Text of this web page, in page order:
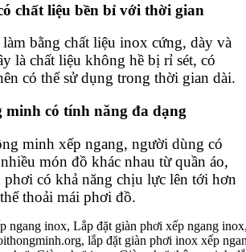
chất liệu bền bỉ với thời gian
bằng chất liệu inox cứng, dày và
là chất liệu không hề bị rỉ sét, có
có thể sử dụng trong thời gian dài.
minh có tính năng đa dạng
minh xếp ngang, người dùng có
món đồ khác nhau từ quần áo,
có khả năng chịu lực lên tới hơn
thoải mái phơi đồ.